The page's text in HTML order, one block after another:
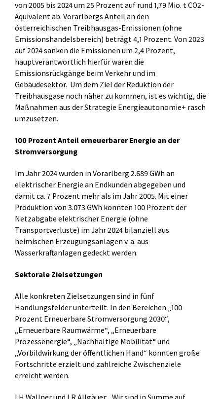
von 2005 bis 2024 um 25 Prozent auf rund 1,79 Mio. t CO2-
Äquivalent ab. Vorarlbergs Anteil an den
österreichischen Treibhausgas-Emissionen (ohne
Emissionshandelsbereich) beträgt 4,1 Prozent. Von 2023
auf 2024 sanken die Emissionen um 2,4 Prozent,
hauptverantwortlich hierfür waren die
Emissionsrückgänge beim Verkehr und im
Gebäudesektor. Um dem Ziel der Reduktion der
Treibhausgase noch näher zu kommen, ist es wichtig, die
Maßnahmen aus der Strategie Energieautonomie+ rasch
umzusetzen.
100 Prozent Anteil erneuerbarer Energie an der
Stromversorgung
Im Jahr 2024 wurden in Vorarlberg 2.689 GWh an
elektrischer Energie an Endkunden abgegeben und
damit ca. 7 Prozent mehr als im Jahr 2005. Mit einer
Produktion von 3.073 GWh konnten 100 Prozent der
Netzabgabe elektrischer Energie (ohne
Transportverluste) im Jahr 2024 bilanziell aus
heimischen Erzeugungsanlagen v. a. aus
Wasserkraftanlagen gedeckt werden.
Sektorale Zielsetzungen
Alle konkreten Zielsetzungen sind in fünf
Handlungsfelder unterteilt. In den Bereichen „100
Prozent Erneuerbare Stromversorgung 2030“,
„Erneuerbare Raumwärme“, „Erneuerbare
Prozessenergie“, „Nachhaltige Mobilität“ und
„Vorbildwirkung der öffentlichen Hand“ konnten große
Fortschritte erzielt und zahlreiche Zwischenziele
erreicht werden.